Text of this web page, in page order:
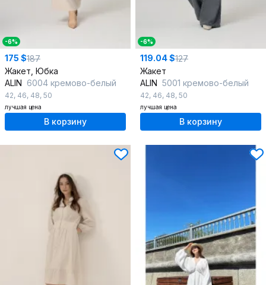
-6%
175 $187
Жакет, Юбка
ALIN 6004 кремово-белый
42, 46, 48, 50
лучшая цена
В корзину
-6%
119.04 $127
Жакет
ALIN 5001 кремово-белый
42, 46, 48, 50
лучшая цена
В корзину